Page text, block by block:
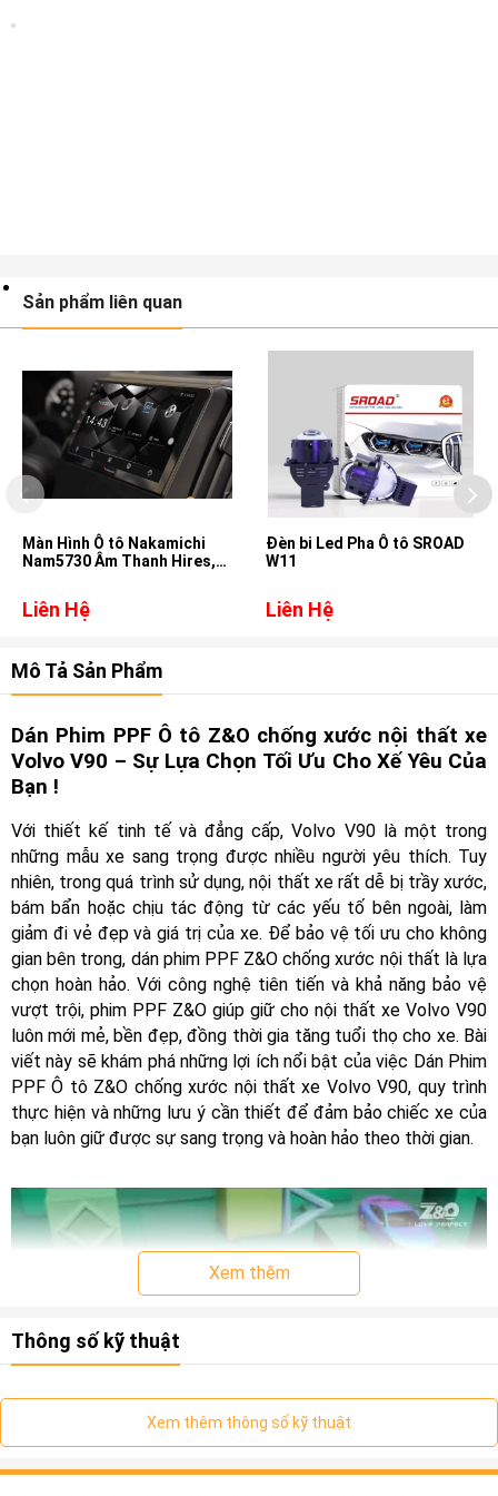
Sản phẩm liên quan
Màn Hình Ô tô Nakamichi
Nam5730 Âm Thanh Hires,
Forester
Liên Hệ
Đèn bi Led Pha Ô tô SROAD
W11
Liên Hệ
Mô Tả Sản Phẩm
Dán Phim PPF Ô tô Z&O chống xước nội thất xe
Volvo V90 – Sự Lựa Chọn Tối Ưu Cho Xế Yêu Của
Bạn !
Với thiết kế tinh tế và đẳng cấp, Volvo V90 là một trong
những mẫu xe sang trọng được nhiều người yêu thích. Tuy
nhiên, trong quá trình sử dụng, nội thất xe rất dễ bị trầy xước,
bám bẩn hoặc chịu tác động từ các yếu tố bên ngoài, làm
giảm đi vẻ đẹp và giá trị của xe. Để bảo vệ tối ưu cho không
gian bên trong, dán phim PPF Z&O chống xước nội thất là lựa
chọn hoàn hảo. Với công nghệ tiên tiến và khả năng bảo vệ
vượt trội, phim PPF Z&O giúp giữ cho nội thất xe Volvo V90
luôn mới mẻ, bền đẹp, đồng thời gia tăng tuổi thọ cho xe. Bài
viết này sẽ khám phá những lợi ích nổi bật của việc Dán Phim
PPF Ô tô Z&O chống xước nội thất xe Volvo V90, quy trình
thực hiện và những lưu ý cần thiết để đảm bảo chiếc xe của
bạn luôn giữ được sự sang trọng và hoàn hảo theo thời gian.
Xem thêm
Thông số kỹ thuật
Xem thêm thông số kỹ thuật